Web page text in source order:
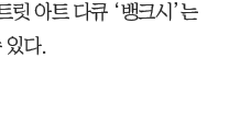
릿 아트 다큐 ‘뱅크시’는
있다.